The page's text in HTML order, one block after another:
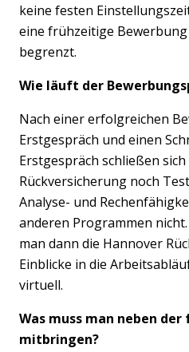
Previous
keine festen
eine frühzeitige
begrenzt.
Wie läuft der
Nach einer erfolgreichen
Erstgespräch und einen
Erstgespräch schließen
Rückversicherung noch
Analyse- und
anderen Programmen
man dann die Hannover
Einblicke in die
virtuell.
Was muss man neben
mitbringen?